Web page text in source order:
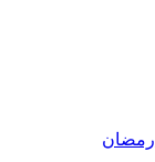
رمضان